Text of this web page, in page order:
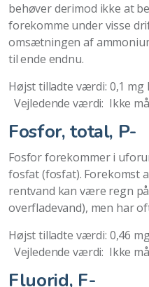
behøver derimod ikke at
forekomme under visse
omsætningen af
til ende endnu.
Højst tilladte værdi: 0,1 mg
Vejledende værdi: Ikke
Fosfor, total, P-
Fosfor forekommer i
fosfat (fosfat). Forekomst
rentvand kan være regn
overfladevand), men har
Højst tilladte værdi: 0,46
Vejledende værdi: Ikke
Fluorid, F-